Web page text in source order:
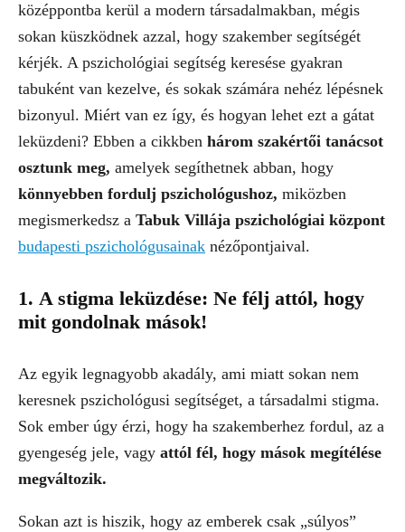
középpontba kerül a modern társadalmakban, mégis
sokan küszködnek azzal, hogy szakember segítségét
kérjék. A pszichológiai segítség keresése gyakran
tabuként van kezelve, és sokak számára nehéz lépésnek
bizonyul. Miért van ez így, és hogyan lehet ezt a gátat
leküzdeni? Ebben a cikkben három szakértői tanácsot
osztunk meg, amelyek segíthetnek abban, hogy
könnyebben fordulj pszichológushoz, miközben
megismerkedsz a Tabuk Villája pszichológiai központ
budapesti pszichológusainak nézőpontjaival.
1. A stigma leküzdése: Ne félj attól, hogy
mit gondolnak mások!
Az egyik legnagyobb akadály, ami miatt sokan nem
keresnek pszichológusi segítséget, a társadalmi stigma.
Sok ember úgy érzi, hogy ha szakemberhez fordul, az a
gyengeség jele, vagy attól fél, hogy mások megítélése
megváltozik.
Sokan azt is hiszik, hogy az emberek csak „súlyos”